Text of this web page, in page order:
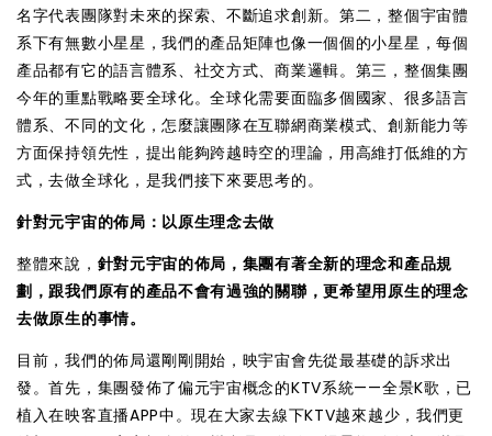
名字代表團隊對未來的探索、不斷追求創新。第二，整個宇宙體
系下有無數小星星，我們的產品矩陣也像一個個的小星星，每個
產品都有它的語言體系、社交方式、商業邏輯。第三，整個集團
今年的重點戰略要全球化。全球化需要面臨多個國家、很多語言
體系、不同的文化，怎麼讓團隊在互聯網商業模式、創新能力等
方面保持領先性，提出能夠跨越時空的理論，用高維打低維的方
式，去做全球化，是我們接下來要思考的。
針對元宇宙的佈局：以原生理念去做
整體來說， 針對元宇宙的佈局，集團有著全新的理念和產品規
劃，跟我們原有的產品不會有過強的關聯，更希望用原生的理念
去做原生的事情。
目前，我們的佈局還剛剛開始，映宇宙會先從最基礎的訴求出
發。首先，集團發佈了偏元宇宙概念的KTV系統——全景K歌，已
植入在映客直播APP中。現在大家去線下KTV越來越少，我們更